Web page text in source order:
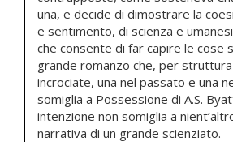
una, e decide di dimostrare la
e sentimento, di scienza e
che consente di far capire le cose
grande romanzo che, per
incrociate, una nel passato e una
somiglia a Possessione di A.S.
intenzione non somiglia a
narrativa di un grande scienziato.